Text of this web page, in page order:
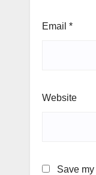
Email *
Website
Save